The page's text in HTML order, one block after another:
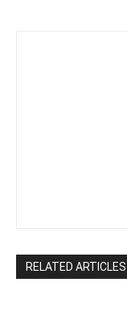
RELATED ARTICLES